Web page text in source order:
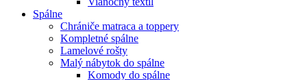
Spálne
Chrániče matraca a toppery
Kompletné spálne
Lamelové rošty
Malý nábytok do spálne
Komody do spálne